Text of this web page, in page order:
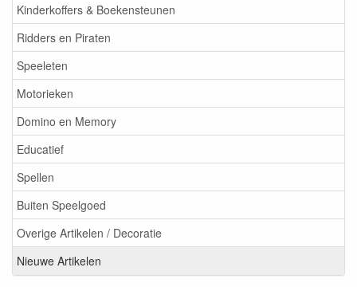
Kinderkoffers & Boekensteunen
Ridders en Piraten
Speeleten
Motorieken
Domino en Memory
Educatief
Spellen
Buiten Speelgoed
Overige Artikelen / Decoratie
Nieuwe Artikelen